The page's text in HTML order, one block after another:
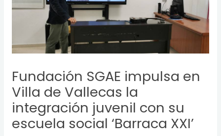
Fundación SGAE impulsa en
Villa de Vallecas la
integración juvenil con su
escuela social ‘Barraca XXI’